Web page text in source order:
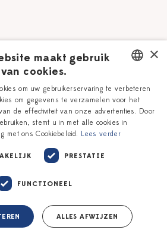
Delfts Blauw
Workshops
Vacatures
Zakelijk
DUTCH
ENGLISH
×
maakt gebruik
van cookies.
om uw gebruikerservaring te verbeteren
om gegevens te verzamelen voor het
de effectiviteit van onze advertenties. Door
stemt u in met alle cookies in
met ons Cookiebeleid. Lees verder
PRESTATIE
FUNCTIONEEL
ALLES AFWIJZEN